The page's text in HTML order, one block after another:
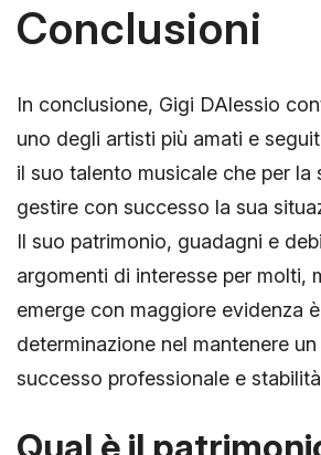
Conclusioni
In conclusione, Gigi DAlessio
uno degli artisti più amati e
il suo talento musicale che per la
gestire con successo la sua
Il suo patrimonio, guadagni e
argomenti di interesse per molti,
emerge con maggiore evidenza
determinazione nel mantenere
successo professionale e